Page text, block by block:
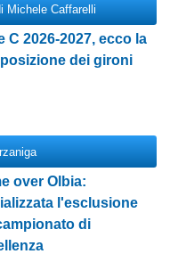
Michele Caffarelli
C 2026-2027, ecco la
dei gironi
over Olbia:
l'esclusione
di